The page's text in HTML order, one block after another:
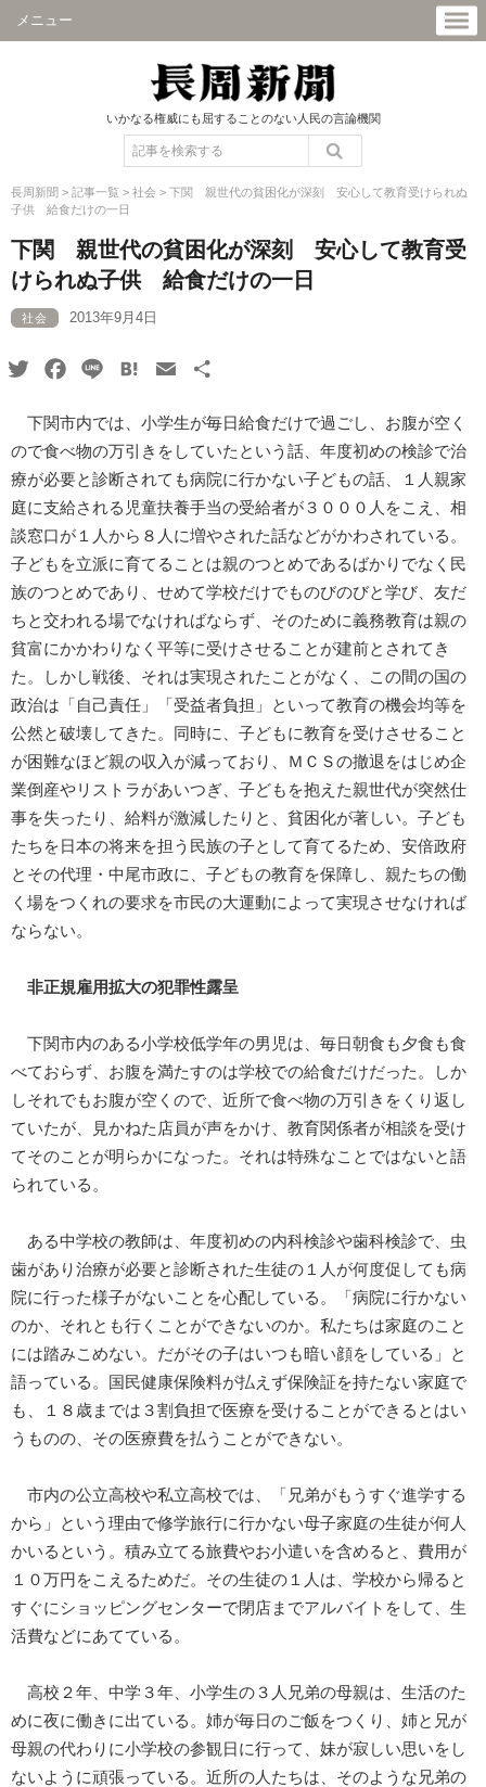
メニュー
いかなる権威にも屈することのない人民の言論機関
長周新聞 > 記事一覧 > 社会 > 下関 親世代の貧困化が深刻 安心して教育受けられぬ
子供 給食だけの一日
下関 親世代の貧困化が深刻 安心して教育受
けられぬ子供 給食だけの一日
社会 2013年9月4日
TwitterFacebook
Line HatenaEmail
下関市内では、小学生が毎日給食だけで過ごし、お腹が空く
ので食べ物の万引きをしていたという話、年度初めの検診で治
療が必要と診断されても病院に行かない子どもの話、１人親家
庭に支給される児童扶養手当の受給者が３０００人をこえ、相
談窓口が１人から８人に増やされた話などがかわされている。
子どもを立派に育てることは親のつとめであるばかりでなく民
族のつとめであり、せめて学校だけでものびのびと学び、友だ
ちと交われる場でなければならず、そのために義務教育は親の
貧富にかかわりなく平等に受けさせることが建前とされてき
た。しかし戦後、それは実現されたことがなく、この間の国の
政治は「自己責任」「受益者負担」といって教育の機会均等を
公然と破壊してきた。同時に、子どもに教育を受けさせること
が困難なほど親の収入が減っており、ＭＣＳの撤退をはじめ企
業倒産やリストラがあいつぎ、子どもを抱えた親世代が突然仕
事を失ったり、給料が激減したりと、貧困化が著しい。子ども
たちを日本の将来を担う民族の子として育てるため、安倍政府
とその代理・中尾市政に、子どもの教育を保障し、親たちの働
く場をつくれの要求を市民の大運動によって実現させなければ
ならない。
非正規雇用拡大の犯罪性露呈
下関市内のある小学校低学年の男児は、毎日朝食も夕食も食
べておらず、お腹を満たすのは学校での給食だけだった。しか
しそれでもお腹が空くので、近所で食べ物の万引きをくり返し
ていたが、見かねた店員が声をかけ、教育関係者が相談を受け
てそのことが明らかになった。それは特殊なことではないと語
られている。
ある中学校の教師は、年度初めの内科検診や歯科検診で、虫
歯があり治療が必要と診断された生徒の１人が何度促しても病
院に行った様子がないことを心配している。「病院に行かない
のか、それとも行くことができないのか。私たちは家庭のこと
には踏みこめない。だがその子はいつも暗い顔をしている」と
語っている。国民健康保険料が払えず保険証を持たない家庭で
も、１８歳までは３割負担で医療を受けることができるとはい
うものの、その医療費を払うことができない。
市内の公立高校や私立高校では、「兄弟がもうすぐ進学する
から」という理由で修学旅行に行かない母子家庭の生徒が何人
かいるという。積み立てる旅費やお小遣いを含めると、費用が
１０万円をこえるためだ。その生徒の１人は、学校から帰ると
すぐにショッピングセンターで閉店までアルバイトをして、生
活費などにあてている。
高校２年、中学３年、小学生の３人兄弟の母親は、生活のた
めに夜に働きに出ている。姉が毎日のご飯をつくり、姉と兄が
母親の代わりに小学校の参観日に行って、妹が寂しい思いをし
ないように頑張っている。近所の人たちは、そのような兄弟の